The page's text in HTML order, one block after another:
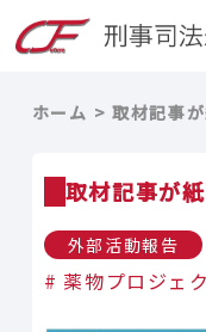
ホーム 取材記事
取材記事が
外部活動報告
薬物プロジェ